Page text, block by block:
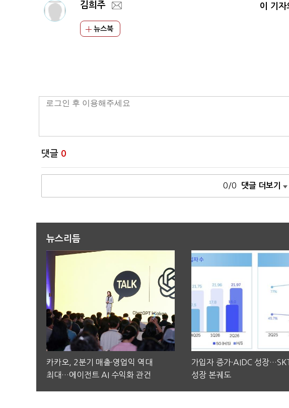
김희주
뉴스북
이 기자
댓글 0
0/0 댓글 더보기
뉴스리듬
카카오, 2분기 매출·영업익 역대
최대…에이전트 AI 수익화 관건
가입자 증가·AIDC 성장
성장 본궤도